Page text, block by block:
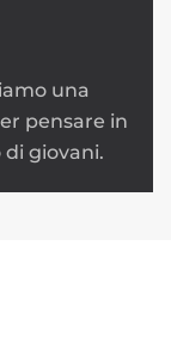
una
pensare in
giovani.